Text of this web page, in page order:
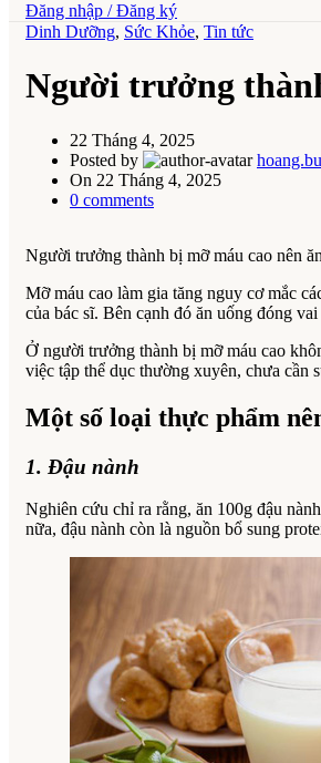
Đăng nhập / Đăng ký
Dinh Dưỡng, Sức Khỏe, Tin tức
Người trưởng
22 Tháng 4, 2025
Posted by
On 22 Tháng 4, 2025
0 comments
Người trưởng thành bị mỡ máu cao nên
Mỡ máu cao làm gia tăng nguy cơ mắc
của bác sĩ. Bên cạnh đó ăn uống đóng
Ở người trưởng thành bị mỡ máu cao
việc tập thể dục thường xuyên, chưa cần
Một số loại thực phẩm
1. Đậu nành
Nghiên cứu chỉ ra rằng, ăn 100g đậu
nữa, đậu nành còn là nguồn bổ sung